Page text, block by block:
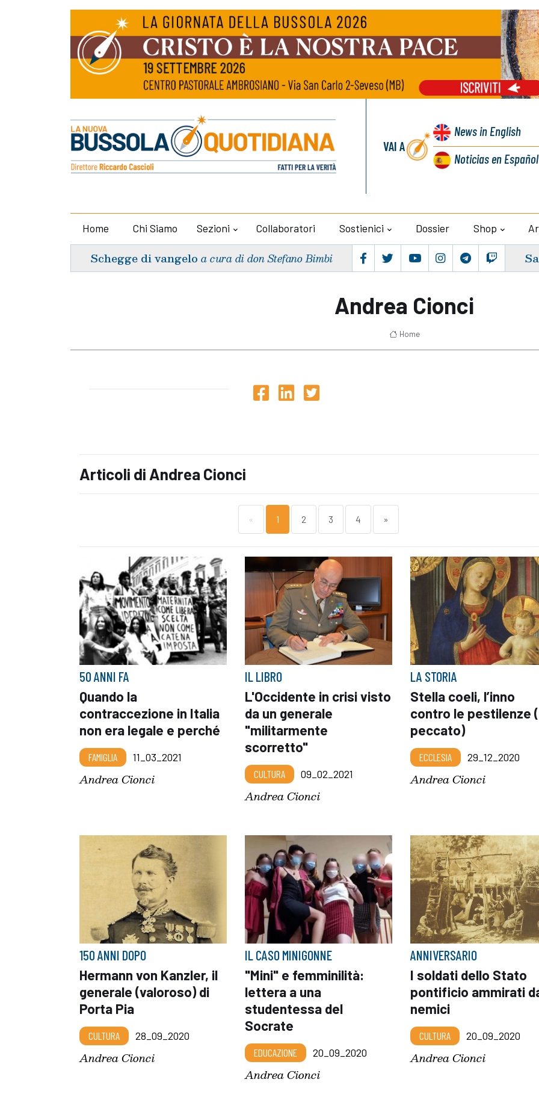
VAI A
Newsin English
Noticiasen Español
Home Chi Siamo Sezioni Collaboratori Sostienici Dossier Shop
Schegge di vangelo a cura di don Stefano Bimbi
Andrea Cionci
Home
Articoli di Andrea Cionci
« 1 2 3 4 »
50 ANNI FA
Quando la
contraccezione in Italia
non era legale e perché
FAMIGLIA 11_03_2021
Andrea Cionci
IL LIBRO
L'Occidente in crisi visto
da un generale
"militarmente
scorretto"
CULTURA 09_02_2021
Andrea Cionci
LA STORIA
Stella coeli, l’inno
contro le pestilenze
peccato)
ECCLESIA 29_12_2020
Andrea Cionci
150 ANNI DOPO
Hermann von Kanzler, il
generale (valoroso) di
Porta Pia
CULTURA 28_09_2020
Andrea Cionci
IL CASO MINIGONNE
"Mini" e femminilità:
lettera a una
studentessa del
Socrate
EDUCAZIONE 20_09_2020
Andrea Cionci
ANNIVERSARIO
I soldati dello Stato
pontificio ammirati
nemici
CULTURA 20_09_2020
Andrea Cionci